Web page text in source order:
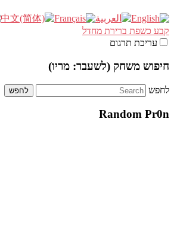
קבע כשפת ברירת מחדל
עריכת תרגום
חיפוש משחק (לשעבר: מריו)
לחפש
Random Pr0n